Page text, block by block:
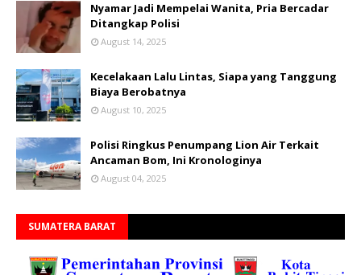
Nyamar Jadi Mempelai Wanita, Pria Bercadar
Ditangkap Polisi
August 14, 2025
Kecelakaan Lalu Lintas, Siapa yang Tanggung
Biaya Berobatnya
August 10, 2025
Polisi Ringkus Penumpang Lion Air Terkait
Ancaman Bom, Ini Kronologinya
August 04, 2025
SUMATERA BARAT